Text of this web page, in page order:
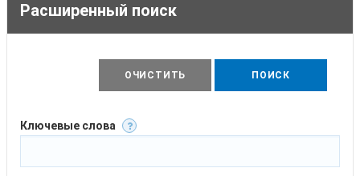
Расширенный поиск
ОЧИСТИТЬ ПОИСК
Ключевые слова